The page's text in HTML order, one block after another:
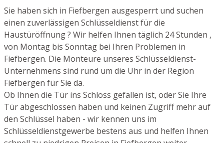
Sie haben sich in Fiefbergen ausgesperrt und suchen
einen zuverlässigen Schlüsseldienst für die
Haustüröffnung ? Wir helfen Ihnen täglich 24 Stunden ,
von Montag bis Sonntag bei Ihren Problemen in
Fiefbergen. Die Monteure unseres Schlüsseldienst-
Unternehmens sind rund um die Uhr in der Region
Fiefbergen für Sie da.
Ob Ihnen die Tür ins Schloss gefallen ist, oder Sie Ihre
Tür abgeschlossen haben und keinen Zugriff mehr auf
den Schlüssel haben - wir kennen uns im
Schlüsseldienstgewerbe bestens aus und helfen Ihnen